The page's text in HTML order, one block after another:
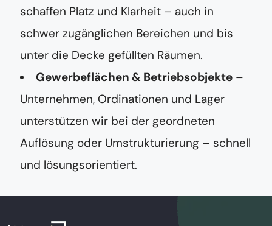
schaffen Platz und Klarheit – auch in
schwer zugänglichen Bereichen und bis
unter die Decke gefüllten Räumen.
Gewerbeflächen & Betriebsobjekte –
Unternehmen, Ordinationen und Lager
unterstützen wir bei der geordneten
Auflösung oder Umstrukturierung – schnell
und lösungsorientiert.